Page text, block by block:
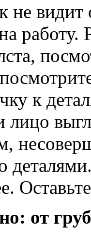
не
работу.
к
лицо
от